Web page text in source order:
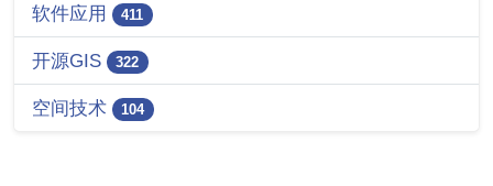
软件应用 411
开源GIS 322
空间技术 104